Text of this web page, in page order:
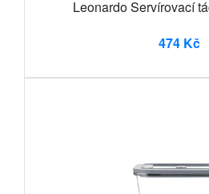
Leonardo Servírovací
474 Kč